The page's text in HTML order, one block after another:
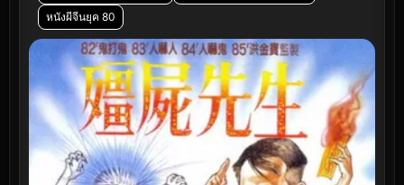
หนังผีจีนยุค 80